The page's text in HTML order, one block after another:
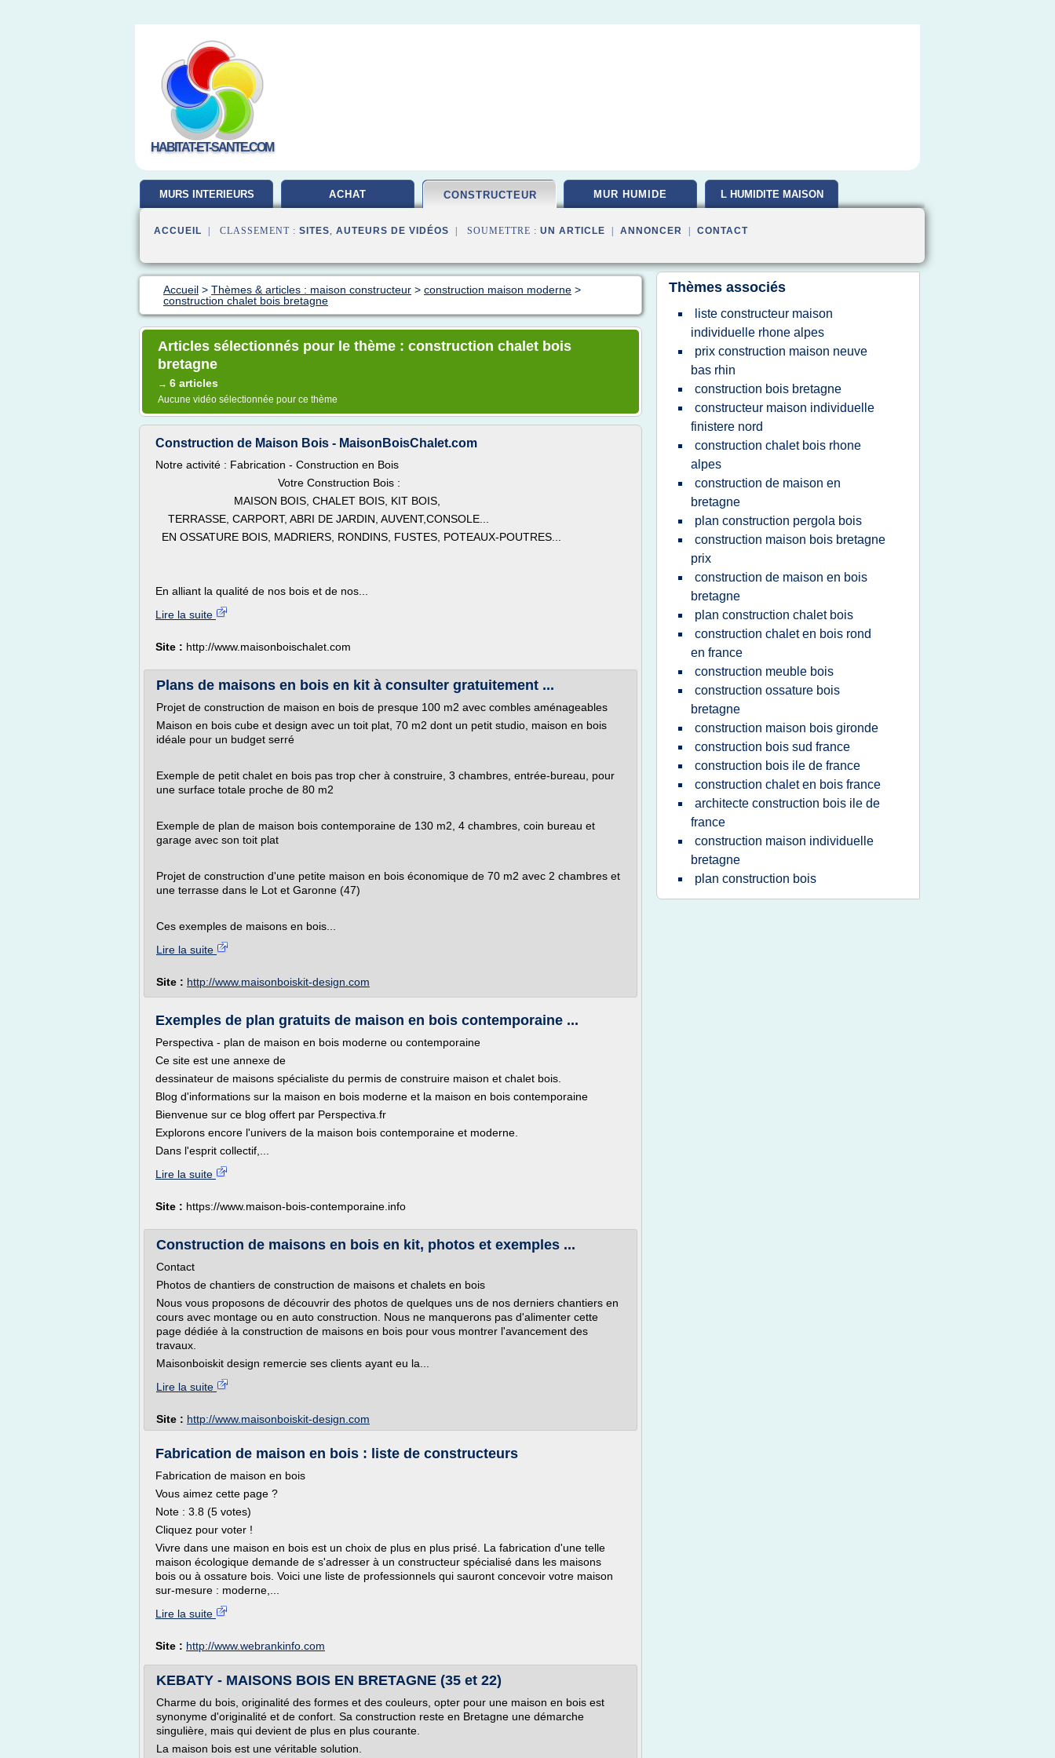
HABITAT-ET-SANTE.COM
MURS INTERIEURS ACHAT CONSTRUCTEUR MUR HUMIDE L HUMIDITE MAISON
ACCUEIL | CLASSEMENT : SITES, AUTEURS DE VIDÉOS | SOUMETTRE : UN ARTICLE ANNONCER CONTACT
Accueil > Thèmes & articles : maison constructeur > construction maison moderne >
construction chalet bois bretagne
Articles sélectionnés pour le thème : construction chalet bois
bretagne
→ 6 articles
Aucune vidéo sélectionnée pour ce thème
Construction de Maison Bois - MaisonBoisChalet.com
Notre activité : Fabrication - Construction en Bois
Votre Construction Bois :
MAISON BOIS, CHALET BOIS, KIT BOIS,
TERRASSE, CARPORT, ABRI DE JARDIN, AUVENT,CONSOLE...
EN OSSATURE BOIS, MADRIERS, RONDINS, FUSTES, POTEAUX-POUTRES...
En alliant la qualité de nos bois et de nos...
Lire la suite
Site : http://www.maisonboischalet.com
Plans de maisons en bois en kit à consulter gratuitement ...
Projet de construction de maison en bois de presque 100 m2 avec combles aménageables
Maison en bois cube et design avec un toit plat, 70 m2 dont un petit studio, maison en bois
idéale pour un budget serré
Exemple de petit chalet en bois pas trop cher à construire, 3 chambres, entrée-bureau, pour
une surface totale proche de 80 m2
Exemple de plan de maison bois contemporaine de 130 m2, 4 chambres, coin bureau et
garage avec son toit plat
Projet de construction d'une petite maison en bois économique de 70 m2 avec 2 chambres et
une terrasse dans le Lot et Garonne (47)
Ces exemples de maisons en bois...
Lire la suite
Site : http://www.maisonboiskit-design.com
Exemples de plan gratuits de maison en bois contemporaine ...
Perspectiva - plan de maison en bois moderne ou contemporaine
Ce site est une annexe de
dessinateur de maisons spécialiste du permis de construire maison et chalet bois.
Blog d'informations sur la maison en bois moderne et la maison en bois contemporaine
Bienvenue sur ce blog offert par Perspectiva.fr
Explorons encore l'univers de la maison bois contemporaine et moderne.
Dans l'esprit collectif,...
Lire la suite
Site : https://www.maison-bois-contemporaine.info
Construction de maisons en bois en kit, photos et exemples ...
Contact
Photos de chantiers de construction de maisons et chalets en bois
Nous vous proposons de découvrir des photos de quelques uns de nos derniers chantiers en
cours avec montage ou en auto construction. Nous ne manquerons pas d'alimenter cette
page dédiée à la construction de maisons en bois pour vous montrer l'avancement des
travaux.
Maisonboiskit design remercie ses clients ayant eu la...
Lire la suite
Site : http://www.maisonboiskit-design.com
Fabrication de maison en bois : liste de constructeurs
Fabrication de maison en bois
Vous aimez cette page ?
Note : 3.8 (5 votes)
Cliquez pour voter !
Vivre dans une maison en bois est un choix de plus en plus prisé. La fabrication d'une telle
maison écologique demande de s'adresser à un constructeur spécialisé dans les maisons
bois ou à ossature bois. Voici une liste de professionnels qui sauront concevoir votre maison
sur-mesure : moderne,...
Lire la suite
Site : http://www.webrankinfo.com
KEBATY - MAISONS BOIS EN BRETAGNE (35 et 22)
Charme du bois, originalité des formes et des couleurs, opter pour une maison en bois est
synonyme d'originalité et de confort. Sa construction reste en Bretagne une démarche
singulière, mais qui devient de plus en plus courante.
La maison bois est une véritable solution.
Thèmes associés
liste constructeur maison
individuelle rhone alpes
prix construction maison neuve
bas rhin
construction bois bretagne
constructeur maison individuelle
finistere nord
construction chalet bois rhone
alpes
construction de maison en
bretagne
plan construction pergola bois
construction maison bois bretagne
prix
construction de maison en bois
bretagne
plan construction chalet bois
construction chalet en bois rond
en france
construction meuble bois
construction ossature bois
bretagne
construction maison bois gironde
construction bois sud france
construction bois ile de france
construction chalet en bois france
architecte construction bois ile de
france
construction maison individuelle
bretagne
plan construction bois